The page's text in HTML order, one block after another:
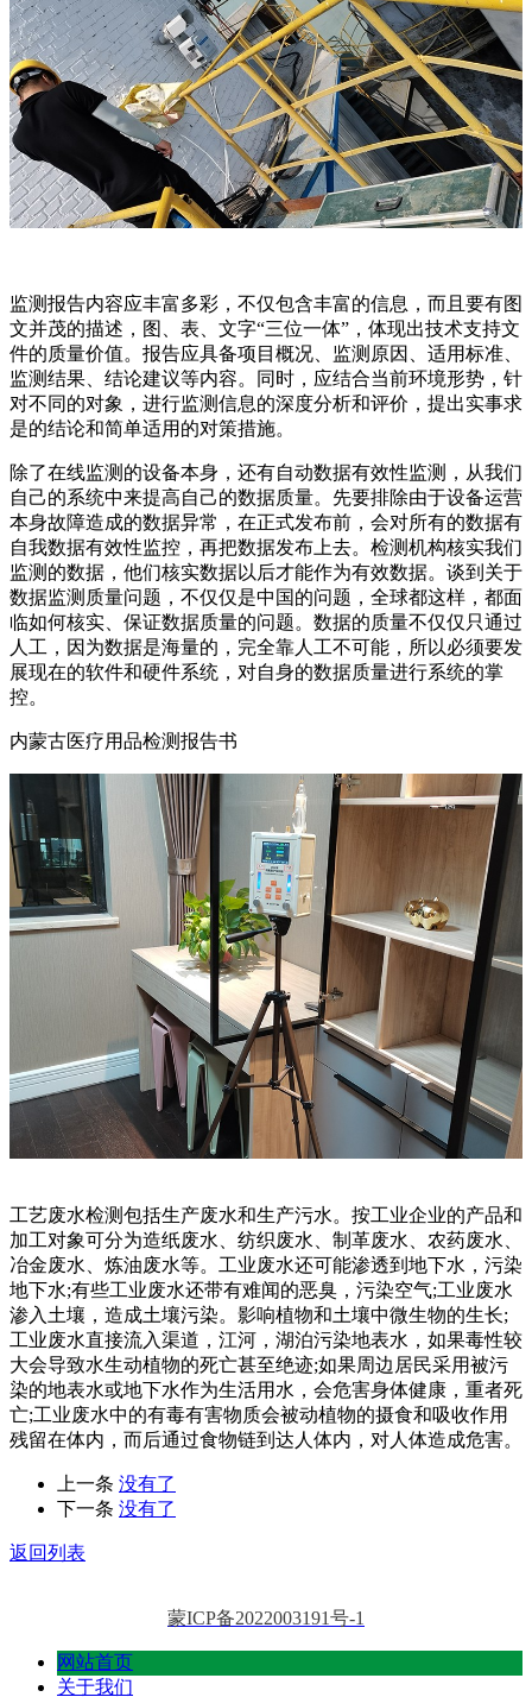
监测报告内容应丰富多彩，不仅包含丰富的信息，而且要有图
文并茂的描述，图、表、文字“三位一体”，体现出技术支持文
件的质量价值。报告应具备项目概况、监测原因、适用标准、
监测结果、结论建议等内容。同时，应结合当前环境形势，针
对不同的对象，进行监测信息的深度分析和评价，提出实事求
是的结论和简单适用的对策措施。
除了在线监测的设备本身，还有自动数据有效性监测，从我们
自己的系统中来提高自己的数据质量。先要排除由于设备运营
本身故障造成的数据异常，在正式发布前，会对所有的数据有
自我数据有效性监控，再把数据发布上去。检测机构核实我们
监测的数据，他们核实数据以后才能作为有效数据。谈到关于
数据监测质量问题，不仅仅是中国的问题，全球都这样，都面
临如何核实、保证数据质量的问题。数据的质量不仅仅只通过
人工，因为数据是海量的，完全靠人工不可能，所以必须要发
展现在的软件和硬件系统，对自身的数据质量进行系统的掌
控。
内蒙古医疗用品检测报告书
工艺废水检测包括生产废水和生产污水。按工业企业的产品和
加工对象可分为造纸废水、纺织废水、制革废水、农药废水、
冶金废水、炼油废水等。工业废水还可能渗透到地下水，污染
地下水;有些工业废水还带有难闻的恶臭，污染空气;工业废水
渗入土壤，造成土壤污染。影响植物和土壤中微生物的生长;
工业废水直接流入渠道，江河，湖泊污染地表水，如果毒性较
大会导致水生动植物的死亡甚至绝迹;如果周边居民采用被污
染的地表水或地下水作为生活用水，会危害身体健康，重者死
亡;工业废水中的有毒有害物质会被动植物的摄食和吸收作用
残留在体内，而后通过食物链到达人体内，对人体造成危害。
上一条 没有了
下一条 没有了
返回列表
蒙ICP备2022003191号-1
网站首页
关于我们